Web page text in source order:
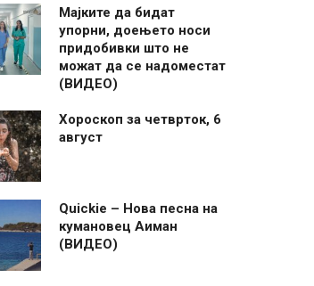
Мајките да бидат
упорни, доењето носи
придобивки што не
можат да се надоместат
(ВИДЕО)
Хороскоп за четврток, 6
август
Quickie – Нова песна на
кумановец Аиман
(ВИДЕО)